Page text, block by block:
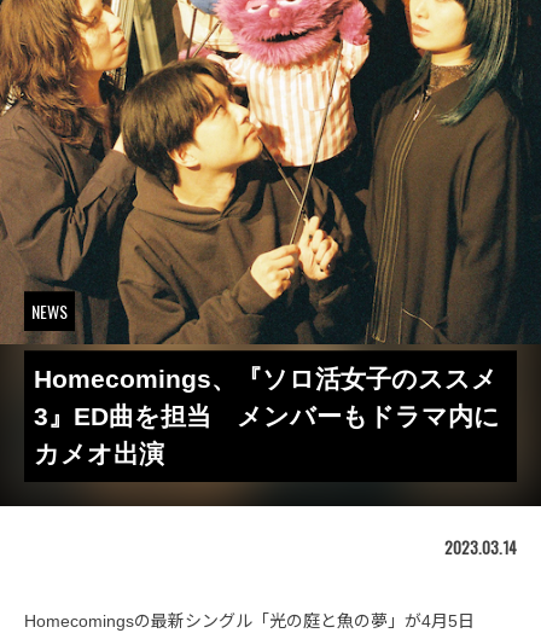
NEWS
Homecomings、『ソロ活女子のススメ
3』ED曲を担当 メンバーもドラマ内に
カメオ出演
2023.03.14
Homecomingsの最新シングル「光の庭と魚の夢」が4月5日